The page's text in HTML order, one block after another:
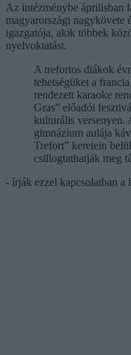
Az intézménybe áprilisban
magyarországi nagykövete
igazgatója, akik többek
nyelvoktatást.
A trefortos diákok
tehetségüket a
rendezett karaoke
Gras” előadói
kulturális versenyen.
gimnázium aulája
Trefort” keretein
csillogtathatják meg
- írják ezzel kapcsolatban a